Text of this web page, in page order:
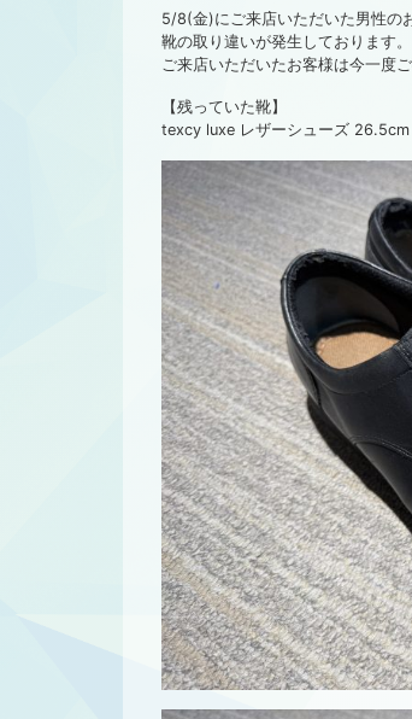
5/8(金)にご来店いただいた男性の
靴の取り違いが発生しております。
ご来店いただいたお客様は今一度
【残っていた靴】
texcy luxe レザーシューズ 26.5cm